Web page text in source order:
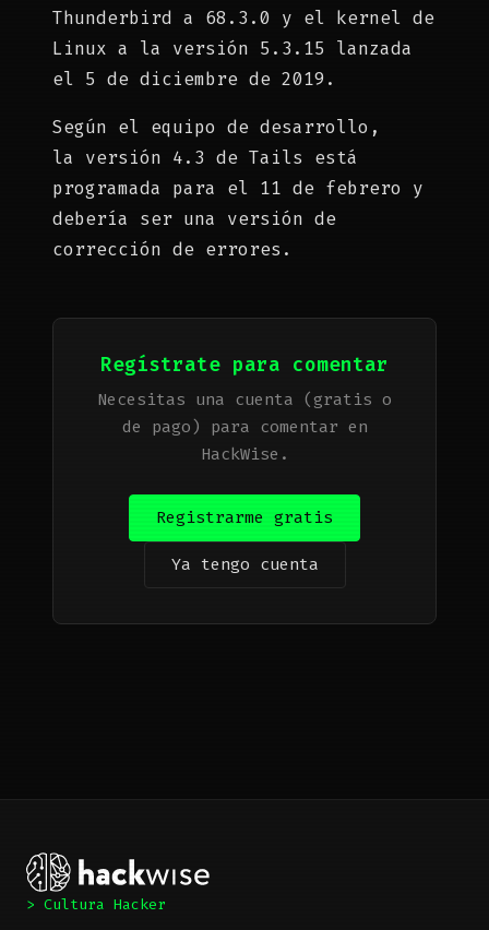
Thunderbird a 68.3.0 y el kernel de
Linux a la versión 5.3.15 lanzada
el 5 de diciembre de 2019.
Según el equipo de desarrollo,
la versión 4.3 de Tails está
programada para el 11 de febrero y
debería ser una versión de
corrección de errores.
Regístrate para comentar
Necesitas una cuenta (gratis o
de pago) para comentar en
HackWise.
Registrarme gratis
Ya tengo cuenta
> Cultura Hacker